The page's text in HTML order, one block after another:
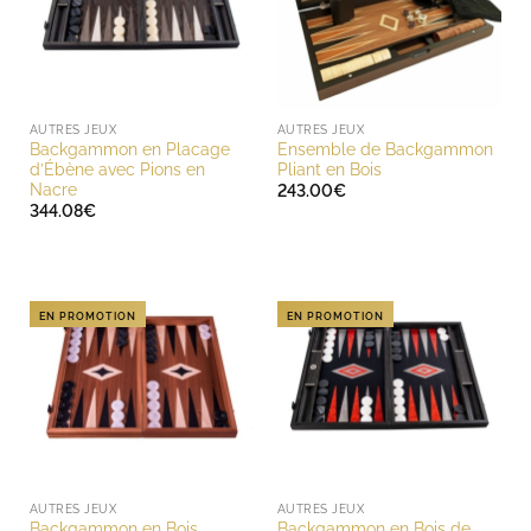
AUTRES JEUX
Backgammon en Placage
d’Ébène avec Pions en
Nacre
344.08€
AUTRES JEUX
Ensemble de Backgammon
Pliant en Bois
243.00€
EN PROMOTION
AUTRES JEUX
EN PROMOTION
AUTRES JEUX